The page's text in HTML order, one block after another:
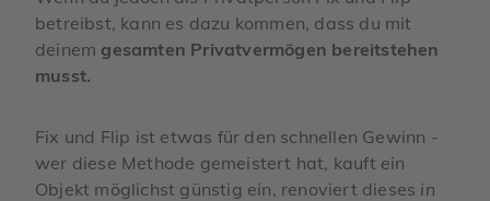
betreibst, kann es dazu kommen, dass du mit
deinem gesamten Privatvermögen bereitstehen
musst.
Fix und Flip ist etwas für den schnellen Gewinn -
wer diese Methode gemeistert hat, kauft ein
Objekt möglichst günstig ein, renoviert dieses in